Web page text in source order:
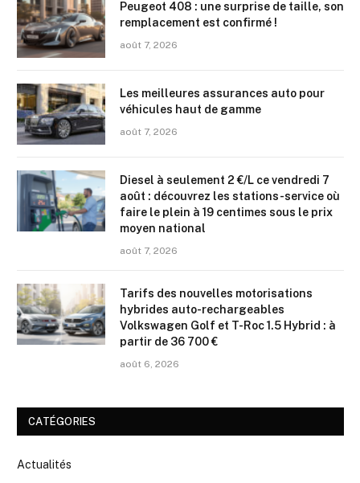
Peugeot 408 : une surprise de taille, son
remplacement est confirmé !
août 7, 2026
Les meilleures assurances auto pour
véhicules haut de gamme
août 7, 2026
Diesel à seulement 2 €/L ce vendredi 7
août : découvrez les stations-service où
faire le plein à 19 centimes sous le prix
moyen national
août 7, 2026
Tarifs des nouvelles motorisations
hybrides auto-rechargeables
Volkswagen Golf et T-Roc 1.5 Hybrid : à
partir de 36 700 €
août 6, 2026
CATÉGORIES
Actualités